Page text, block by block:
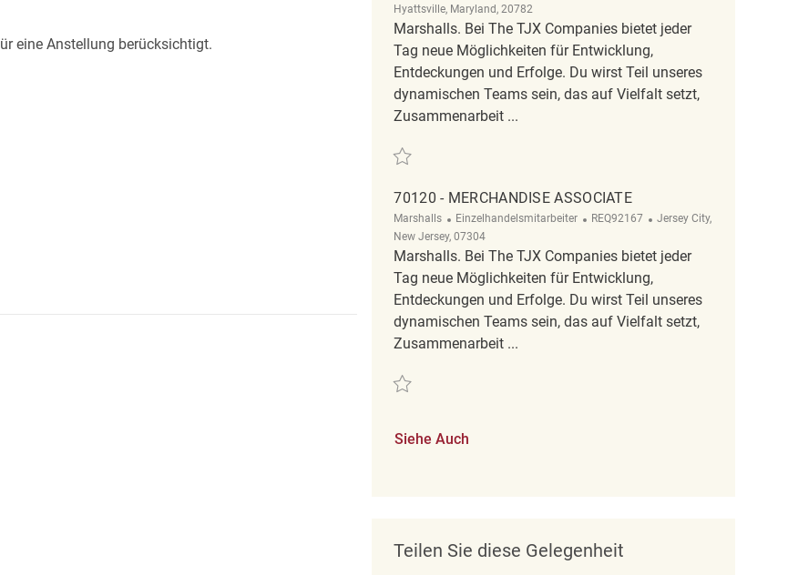
eine Anstellung berücksichtigt.
Hyattsville, Maryland, 20782
Marshalls. Bei The TJX Companies bietet jeder
Tag neue Möglichkeiten für Entwicklung,
Entdeckungen und Erfolge. Du wirst Teil unseres
dynamischen Teams sein, das auf Vielfalt setzt,
Zusammenarbeit ...
Retten 70120 merchandise associate REQ139275
70120 - MERCHANDISE ASSOCIATE
Marshalls Kategorie
Einzelhandelsmitarbeiter ReqId
REQ92167 Ort
Jersey City,
New Jersey, 07304
Marshalls. Bei The TJX Companies bietet jeder
Tag neue Möglichkeiten für Entwicklung,
Entdeckungen und Erfolge. Du wirst Teil unseres
dynamischen Teams sein, das auf Vielfalt setzt,
Zusammenarbeit ...
Retten 70120 - Merchandise Associate REQ92167
Siehe Auch
Teilen Sie diese Gelegenheit